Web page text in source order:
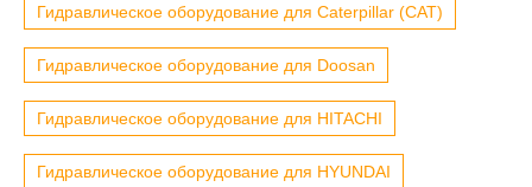
Гидравлическое оборудование для Caterpillar (CAT)
Гидравлическое оборудование для Doosan
Гидравлическое оборудование для HITACHI
Гидравлическое оборудование для HYUNDAI